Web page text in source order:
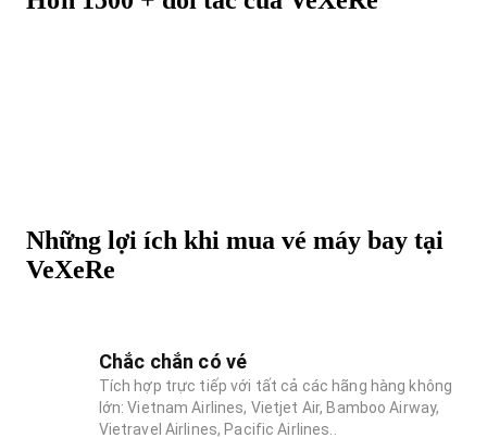
Những lợi ích khi mua vé máy bay tại
VeXeRe
Chắc chắn có vé
Tích hợp trực tiếp với tất cả các hãng hàng không
lớn: Vietnam Airlines, Vietjet Air, Bamboo Airway,
Vietravel Airlines, Pacific Airlines..